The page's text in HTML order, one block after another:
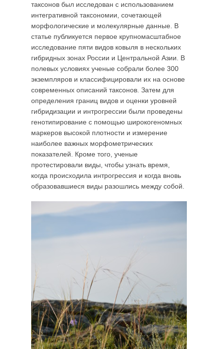
таксонов был исследован с использованием
интегративной таксономии, сочетающей
морфологические и молекулярные данные. В
статье публикуется первое крупномасштабное
исследование пяти видов ковыля в нескольких
гибридных зонах России и Центральной Азии. В
полевых условиях ученые собрали более 300
экземпляров и классифицировали их на основе
современных описаний таксонов. Затем для
определения границ видов и оценки уровней
гибридизации и интрогрессии были проведены
генотипирование с помощью широкогеномных
маркеров высокой плотности и измерение
наиболее важных морфометрических
показателей. Кроме того, ученые
протестировали виды, чтобы узнать время,
когда происходила интрогрессия и когда вновь
образовавшиеся виды разошлись между собой.